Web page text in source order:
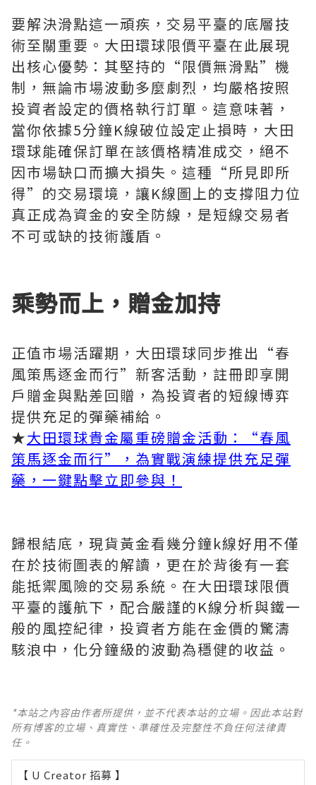
要解決滑點這一頑疾，交易平臺的底層技
術至關重要。大田環球限價平臺在此展現
出核心優勢：其堅持的“限價無滑點”機
制，無論市場波動多麼劇烈，均嚴格按照
投資者設定的價格執行訂單。這意味著，
當你依據5分鐘K線破位設定止損時，大田
環球能確保訂單在該價格精准成交，絕不
因市場缺口而擴大損失。這種“所見即所
得”的交易環境，讓K線圖上的支撐阻力位
真正成為資金的安全防線，是短線交易者
不可或缺的技術護盾。
乘勢而上，贈金加持
正值市場活躍期，大田環球同步推出“春
風策馬逐金而行”新客活動，註冊即享開
戶贈金與點差回贈，為投資者的短線博弈
提供充足的彈藥補給。
★大田環球貴金屬重磅贈金活動：“春風
策馬逐金而行”，為實戰演練提供充足彈
藥，一鍵點擊立即參與！
歸根結底，現貨黃金看幾分鐘k線好用不僅
在於技術圖表的解讀，更在於背後有一套
能抵禦風險的交易系統。在大田環球限價
平臺的護航下，配合嚴謹的K線分析與鐵一
般的風控紀律，投資者方能在金價的驚濤
駭浪中，化分鐘級的波動為穩健的收益。
*本站之內容由作者所提供，並不代表本站的立場。因此本站對
所有博客的立場、真實性、準確性及完整性不負任何法律責
任。
【 U Creator 招募 】